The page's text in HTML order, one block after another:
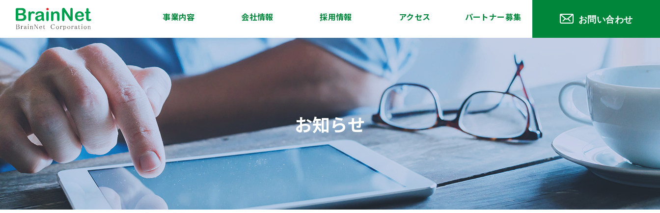
事業内容
システム開発事業
インフラサービス事
移動体通信事業
エンジニア派遣・人
材紹介事業
技術研修事業
ソリューション事業
会社情報
スタッフ紹介
採用情報 アクセス パートナー募集 お問い合わせ
お知らせ